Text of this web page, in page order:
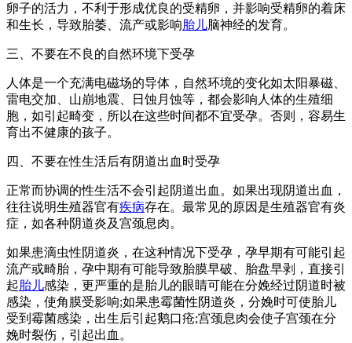
卵子的活力，不利于形成优良的受精卵，并影响受精卵的着床
和生长，导致胎萎、流产或影响胎儿脑神经的发育。
三、不要在不良的自然环境下受孕
人体是一个充满电磁场的导体，自然环境的变化如太阳暴磁、
雷电交加、山崩地震、日蚀月蚀等，都会影响人体的生殖细
胞，如引起畸变，所以在这些时间都不宜受孕。否则，容易生
育出不健康的孩子。
四、不要在性生活后有阴道出血时受孕
正常而协调的性生活不会引起阴道出血。如果出现阴道出血，
往往说明生殖器官有疾病存在。最常见的原因是生殖器官有炎
症，如各种阴道炎及宫颈息肉。
如果患滴虫性阴道炎，在这种情况下受孕，孕早期有可能引起
流产或畸胎，孕中期有可能导致胎膜早破、胎盘早剥，直接引
起胎儿感染，更严重的是胎儿的眼睛可能在分娩经过阴道时被
感染，使角膜受影响;如果患霉菌性阴道炎，分娩时可使胎儿
受到霉菌感染，出生后引起鹅口疮;宫颈息肉会使子宫颈在分
娩时裂伤，引起出血。